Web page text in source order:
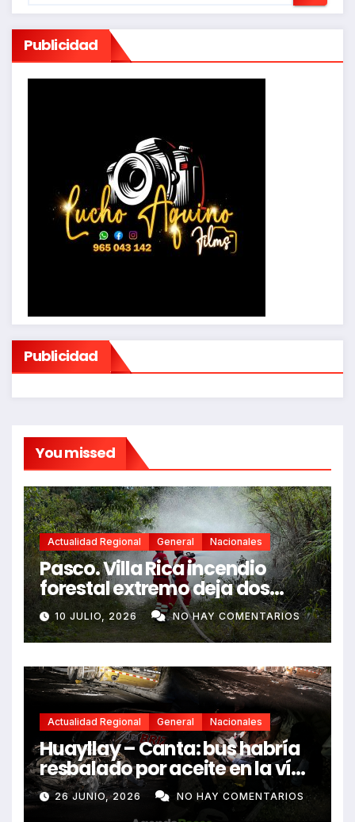
Publicidad
Publicidad
You missed
Actualidad Regional General Nacionales
Pasco. Villa Rica incendio
forestal extremo deja dos
fallecidos y heridos
10 JULIO, 2026 NO HAY COMENTARIOS
Actualidad Regional General Nacionales
Huayllay – Canta: bus habría
resbalado por aceite en la vía
e impactó auto siniestrado
dejando dos fallecidos
26 JUNIO, 2026 NO HAY COMENTARIOS